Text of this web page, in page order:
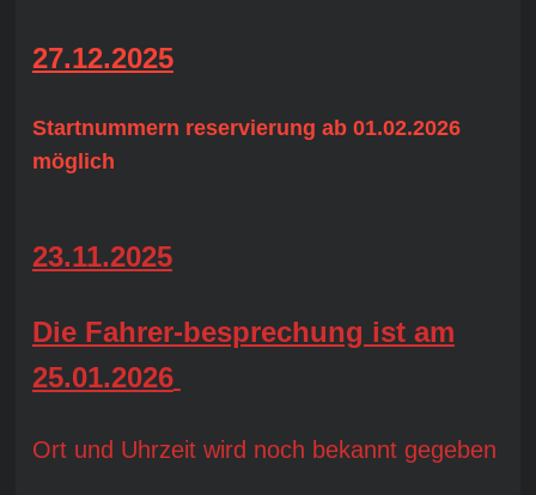
27.12.2025
Startnummern reservierung ab 01.02.2026
möglich
23.11.2025
Die Fahrer-besprechung ist am
25.01.2026
Ort und Uhrzeit wird noch bekannt gegeben